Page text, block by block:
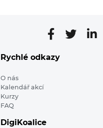
Rychlé odkazy
O nás
Kalendář akcí
Kurzy
FAQ
DigiKoalice